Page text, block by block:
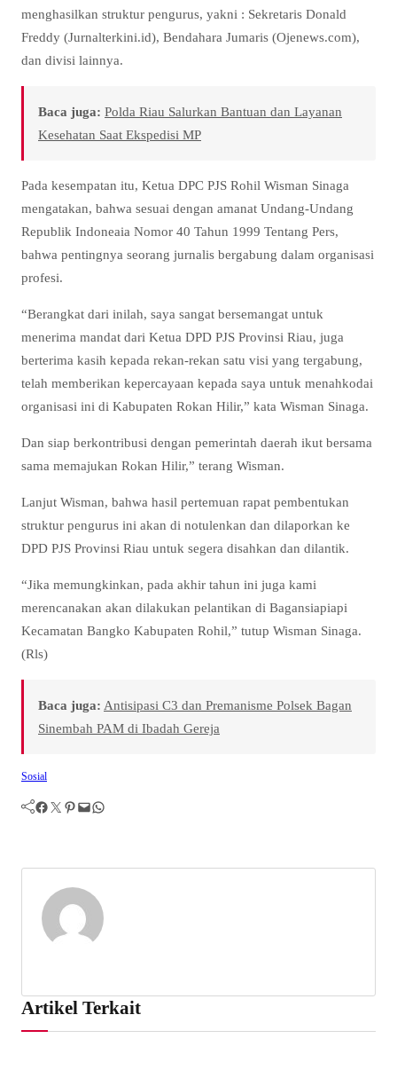
menghasilkan struktur pengurus, yakni : Sekretaris Donald
Freddy (Jurnalterkini.id), Bendahara Jumaris (Ojenews.com),
dan divisi lainnya.
Baca juga: Polda Riau Salurkan Bantuan dan Layanan
Kesehatan Saat Ekspedisi MP
Pada kesempatan itu, Ketua DPC PJS Rohil Wisman Sinaga
mengatakan, bahwa sesuai dengan amanat Undang-Undang
Republik Indoneaia Nomor 40 Tahun 1999 Tentang Pers,
bahwa pentingnya seorang jurnalis bergabung dalam organisasi
profesi.
“Berangkat dari inilah, saya sangat bersemangat untuk
menerima mandat dari Ketua DPD PJS Provinsi Riau, juga
berterima kasih kepada rekan-rekan satu visi yang tergabung,
telah memberikan kepercayaan kepada saya untuk menahkodai
organisasi ini di Kabupaten Rokan Hilir,” kata Wisman Sinaga.
Dan siap berkontribusi dengan pemerintah daerah ikut bersama
sama memajukan Rokan Hilir,” terang Wisman.
Lanjut Wisman, bahwa hasil pertemuan rapat pembentukan
struktur pengurus ini akan di notulenkan dan dilaporkan ke
DPD PJS Provinsi Riau untuk segera disahkan dan dilantik.
“Jika memungkinkan, pada akhir tahun ini juga kami
merencanakan akan dilakukan pelantikan di Bagansiapiapi
Kecamatan Bangko Kabupaten Rohil,” tutup Wisman Sinaga.
(Rls)
Baca juga: Antisipasi C3 dan Premanisme Polsek Bagan
Sinembah PAM di Ibadah Gereja
Sosial
Facebook Twitter Pinterest Mail WhatsApp
Artikel Terkait